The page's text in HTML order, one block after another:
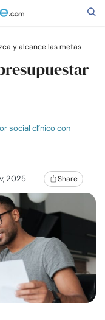
y alcance las metas
social clínico con
2025 Share